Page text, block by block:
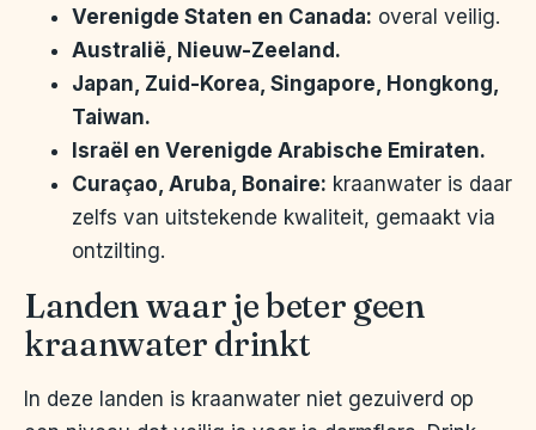
Verenigde Staten en Canada: overal veilig.
Australië, Nieuw-Zeeland.
Japan, Zuid-Korea, Singapore, Hongkong,
Taiwan.
Israël en Verenigde Arabische Emiraten.
Curaçao, Aruba, Bonaire: kraanwater is daar
zelfs van uitstekende kwaliteit, gemaakt via
ontzilting.
Landen waar je beter geen
kraanwater drinkt
In deze landen is kraanwater niet gezuiverd op